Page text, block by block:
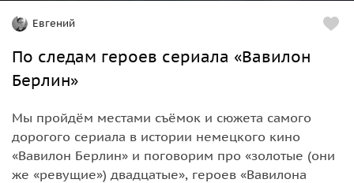
Евгений
По следам героев сериала «‎Вавилон
Берлин»‎
Мы пройдём местами съёмок и сюжета самого
дорогого сериала в истории немецкого кино
«Вавилон Берлин» и поговорим про «золотые (они
же «ревущие») двадцатые», героев «Вавилона